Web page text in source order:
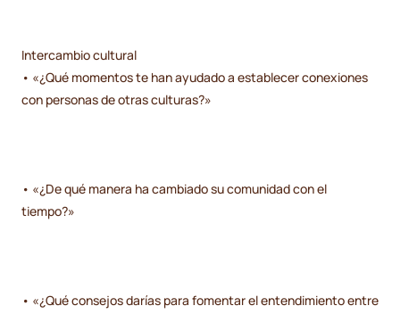
Intercambio cultural
• «¿Qué momentos te han ayudado a establecer conexiones
con personas de otras culturas?»
• «¿De qué manera ha cambiado su comunidad con el
tiempo?»
• «¿Qué consejos darías para fomentar el entendimiento entre